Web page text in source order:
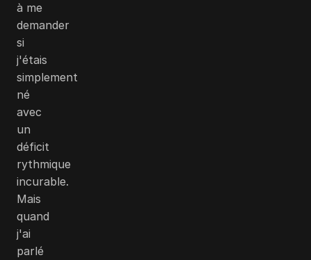
à me
demander
si
j'étais
simplement
né
avec
un
déficit
rythmique
incurable.
Mais
quand
j'ai
parlé